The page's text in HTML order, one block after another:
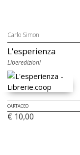
Carlo Simoni
L'esperienza
Liberedizioni
CARTACEO
€ 10,00